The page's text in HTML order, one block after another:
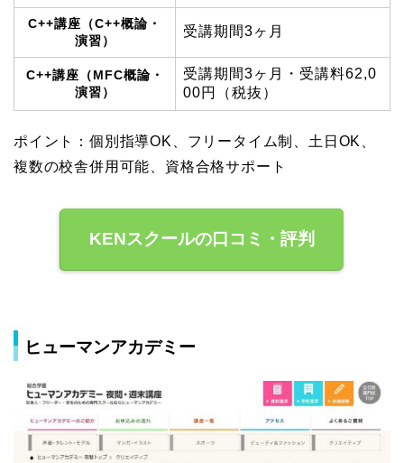
C++講座（C++概論・
演習）
受講期間3ヶ月
C++講座（MFC概論・
演習）
受講期間3ヶ月・受講料62,0
00円（税抜）
ポイント：個別指導OK、フリータイム制、土日OK、
複数の校舎併用可能、資格合格サポート
KENスクールの口コミ・評判
ヒューマンアカデミー